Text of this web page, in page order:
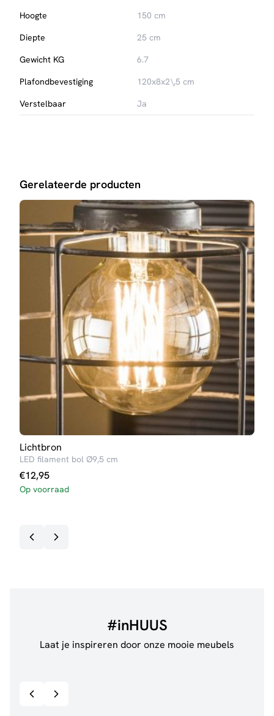
Hoogte
150 cm
Diepte
25 cm
Gewicht KG
6.7
Plafondbevestiging
120x8x2\,5 cm
Verstelbaar
Ja
Gerelateerde producten
Lichtbron
LED filament bol Ø9,5 cm
€12,95
Op voorraad
#inHUUS
Laat je inspireren door onze mooie meubels